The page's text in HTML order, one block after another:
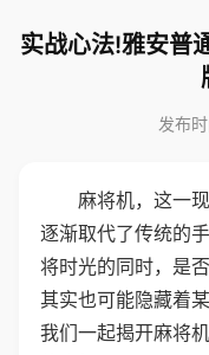
实战心法!雅安普
发布
麻将机，这一
逐渐取代了传统的
将时光的同时，是
其实也可能隐藏着
我们一起揭开麻将